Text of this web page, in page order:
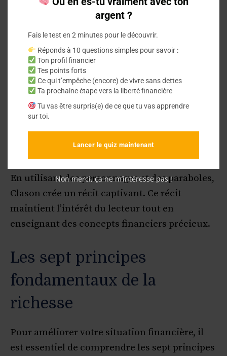
valeurs et des comportements qui sont
Arkad, l’homme le plus riche de
Babylone, représente la sagesse
financière.
Les autres
contre-exemples ou illustrent des
principes spécifiques.
En utilisant des personnages et des paraboles,
Clason crée un récit captivant. Ce récit
maintient l’intérêt du lecteur tout en
enseignant des concepts financiers précieux.
Les sept principes
fondamentaux de la
richesse
Pour améliorer votre situation financière, il
est essentiel de comprendre les sept principes
argent ?
Fais le test en 2 minutes pour le découvrir.
Réponds à 10 questions simples pour savoir :
Ton profil financier
Tes points forts
Ce qui t’empêche (encore) de vivre sans dettes
Ta prochaine étape vers la liberté financière
Tu vas être surpris(e) de ce que tu vas apprendre
sur toi.
Lancer le quiz maintenant
Non merci, ça ne m’intéresse pas !